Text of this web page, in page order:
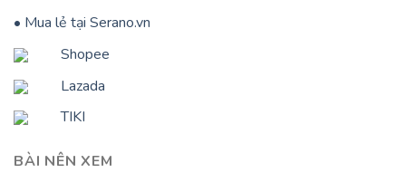
• Mua lẻ tại Serano.vn
Shopee
Lazada
TIKI
BÀI NÊN XEM